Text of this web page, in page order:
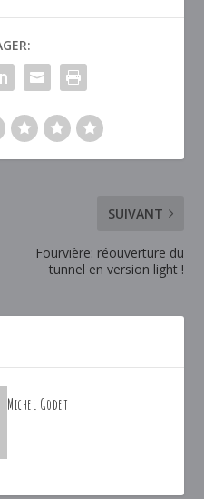
SUIVANT
Fourvière: réouverture du
tunnel en version light !
Michel Godet